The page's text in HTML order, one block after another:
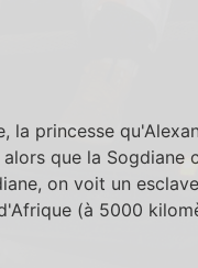
la princesse
que la Sogdiane
on voit un
(à 5000